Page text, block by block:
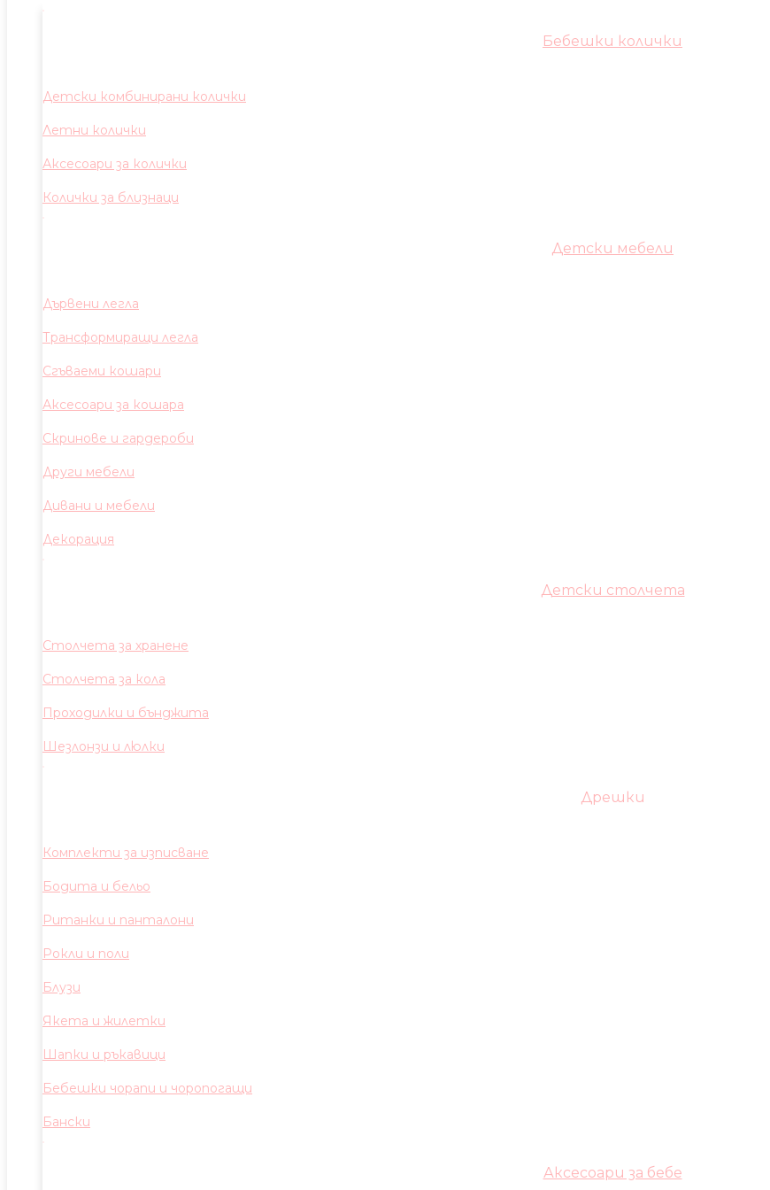
Бебешки колички
Детски комбинирани колички
Летни колички
Аксесоари за колички
Колички за близнаци
Детски мебели
Дървени легла
Трансформиращи легла
Сгъваеми кошари
Аксесоари за кошара
Скринове и гардероби
Други мебели
Дивани и мебели
Декорация
Детски столчета
Столчета за хранене
Столчета за кола
Проходилки и бънджита
Шезлонзи и люлки
Дрешки
Комплекти за изписване
Бодита и бельо
Ританки и панталони
Рокли и поли
Блузи
Якета и жилетки
Шапки и ръкавици
Бебешки чорапи и чоропогащи
Бански
Аксесоари за бебе